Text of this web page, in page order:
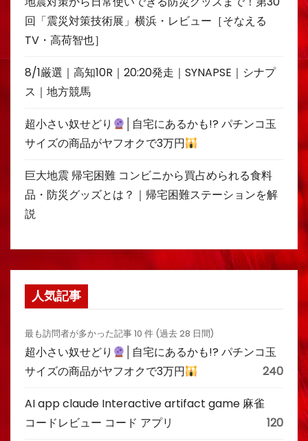
回「震災対策技術展」横浜・レビュー［そなえる
TV・高荷智也］
8/1厳選｜高知10R｜20:20発走｜SYNAPSE｜シナプ
ス｜地方競馬
超小さい奴せどり
│自宅にあるかも!? パチンコ玉
サイズの商品がヤフオクで3万円
巨大地震 帰宅困難 コンビニから買占められる食料
品・防災グッズとは？｜帰宅困難ステーションを解
説
人気記事
最も訪問者が多かった記事 10 件 (過去 28 日間)
超小さい奴せどり
│自宅にあるかも!? パチンコ玉
サイズの商品がヤフオクで3万円
240
AI app claude Interactive artifact game 麻雀
コードレビュー コード アプリ
120